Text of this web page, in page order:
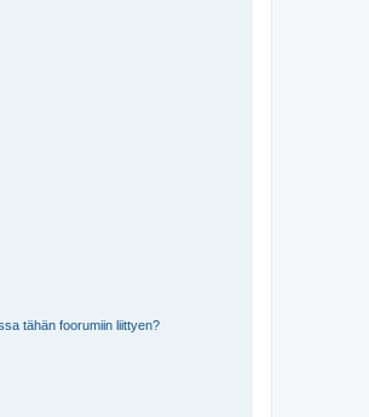
tähän foorumiin liittyen?